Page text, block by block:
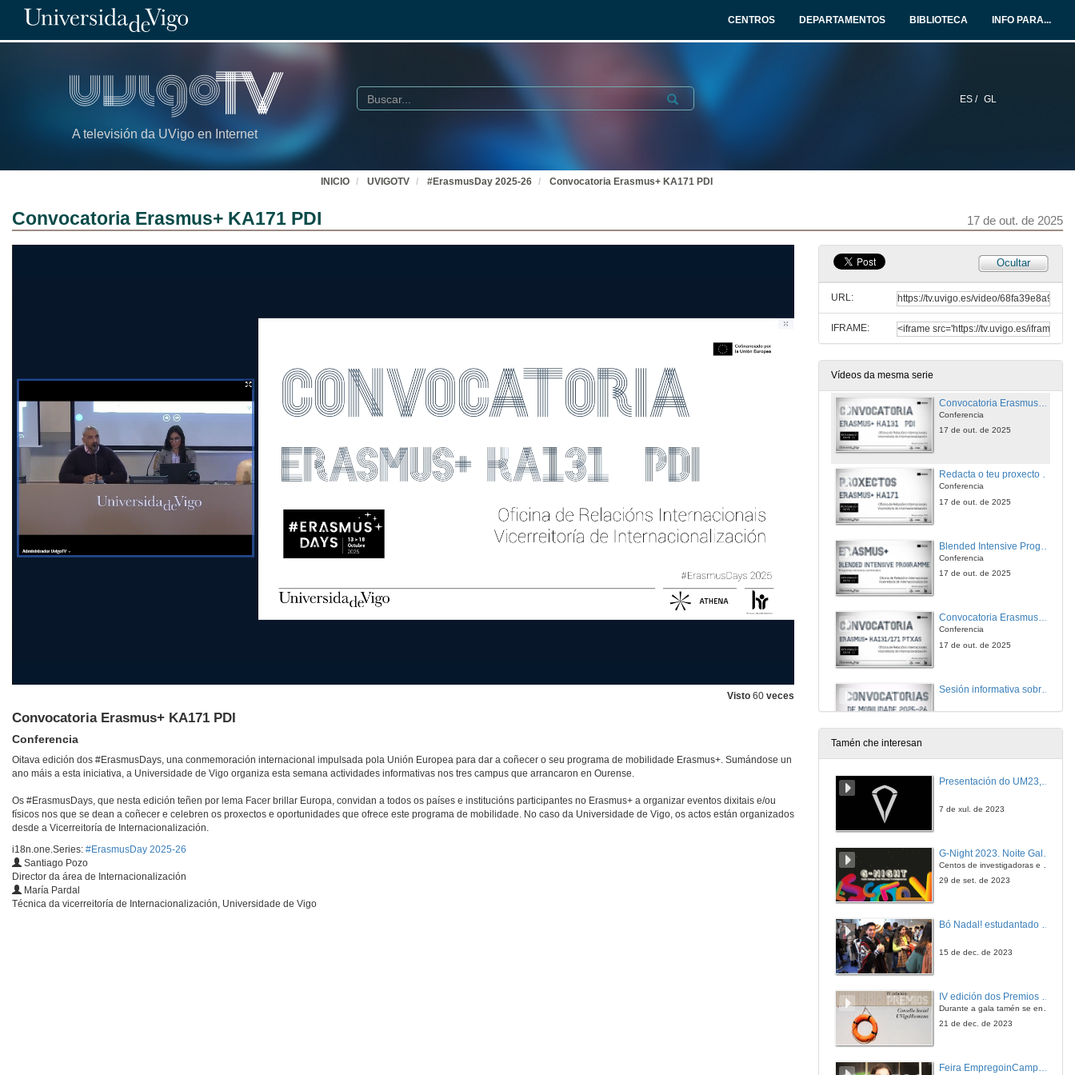
CENTROS DEPARTAMENTOS BIBLIOTECA INFO PARA...
A televisión da UVigo en Internet
ES / GL
Buscar Submit
INICIO UVIGOTV #ErasmusDay 2025-26 Convocatoria Erasmus+ KA171 PDI
Convocatoria Erasmus+ KA171 PDI 17 de out. de 2025
Visto 60 veces
Convocatoria Erasmus+ KA171 PDI
Conferencia
Oitava edición dos #ErasmusDays, una conmemoración internacional impulsada pola Unión Europea para dar a coñecer o seu programa de mobilidade Erasmus+. Sumándose un
ano máis a esta iniciativa, a Universidade de Vigo organiza esta semana actividades informativas nos tres campus que arrancaron en Ourense.
Os #ErasmusDays, que nesta edición teñen por lema Facer brillar Europa, convidan a todos os países e institucións participantes no Erasmus+ a organizar eventos dixitais e/ou
físicos nos que se dean a coñecer e celebren os proxectos e oportunidades que ofrece este programa de mobilidade. No caso da Universidade de Vigo, os actos están organizados
desde a Vicerreitoría de Internacionalización.
i18n.one.Series: #ErasmusDay 2025-26
Santiago Pozo
Director da área de Internacionalización
María Pardal
Técnica da vicerreitoría de Internacionalización, Universidade de Vigo
Ocultar
URL:
IFRAME:
Vídeos da mesma serie
13 de out. de 2025
Erasmus+ & Universidade Europea ATHENA+
Conferencia
Erasmus+ Internacional (KA171), a túa porta ao mundo
Conferencia
14 de out. de 2025
Conferencia
17 de out. de 2025
Redacta o teu proxecto Erasmus+ KA171
Conferencia
17 de out. de 2025
Conferencia
17 de out. de 2025
Convocatoria Erasmus+ KA131 PTXAS
Conferencia
17 de out. de 2025
Oportunidades que a Universidade Europea ATHENA ofrece ao estudantado da UVigo
10 de out. de 2024
10 de out. de 2024
Tamén che interesan
Presentación do UM23, o novo monopraza de UVigo Motorsport
7 de xul. de 2023
Centos de investigadoras e investigadores, decenas de actividades e sete cidades
29 de set. de 2023
Bó Nadal! estudantado internacional da Universidade de Vigo
15 de dec. de 2023
Durante a gala tamén se entregaron os galardóns aos mellores TFG e TFM en materia de Axenda 2030
21 de dec. de 2023
Feira EmpregoinCampus Vigo 2024